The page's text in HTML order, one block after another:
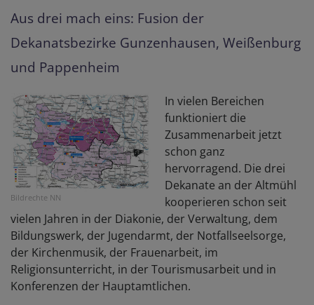
Aus drei mach eins: Fusion der
Dekanatsbezirke Gunzenhausen, Weißenburg
und Pappenheim
Bildrechte NN
In vielen Bereichen
funktioniert die
Zusammenarbeit jetzt
schon ganz
hervorragend. Die drei
Dekanate an der Altmühl
kooperieren schon seit
vielen Jahren in der Diakonie, der Verwaltung, dem
Bildungswerk, der Jugendarmt, der Notfallseelsorge,
der Kirchenmusik, der Frauenarbeit, im
Religionsunterricht, in der Tourismusarbeit und in
Konferenzen der Hauptamtlichen.